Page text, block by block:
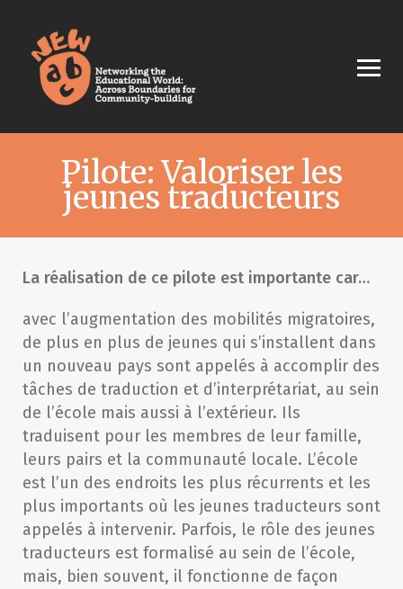
Pilote: Valoriser les
jeunes traducteurs
La réalisation de ce pilote est importante car…
avec l’augmentation des mobilités migratoires,
de plus en plus de jeunes qui s’installent dans
un nouveau pays sont appelés à accomplir des
tâches de traduction et d’interprétariat, au sein
de l’école mais aussi à l’extérieur. Ils
traduisent pour les membres de leur famille,
leurs pairs et la communauté locale. L’école
est l’un des endroits les plus récurrents et les
plus importants où les jeunes traducteurs sont
appelés à intervenir. Parfois, le rôle des jeunes
traducteurs est formalisé au sein de l’école,
mais, bien souvent, il fonctionne de façon